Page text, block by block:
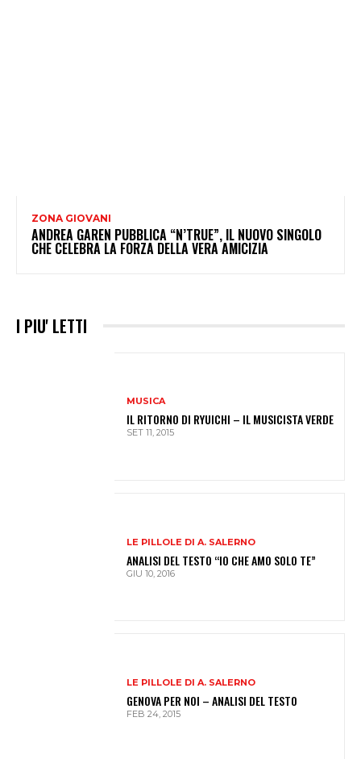
ZONA GIOVANI
ANDREA GAREN PUBBLICA “N’TRUE”, IL NUOVO SINGOLO
CHE CELEBRA LA FORZA DELLA VERA AMICIZIA
I PIU' LETTI
MUSICA
IL RITORNO DI RYUICHI – IL MUSICISTA VERDE
SET 11, 2015
LE PILLOLE DI A. SALERNO
ANALISI DEL TESTO “IO CHE AMO SOLO TE”
GIU 10, 2016
LE PILLOLE DI A. SALERNO
GENOVA PER NOI – ANALISI DEL TESTO
FEB 24, 2015